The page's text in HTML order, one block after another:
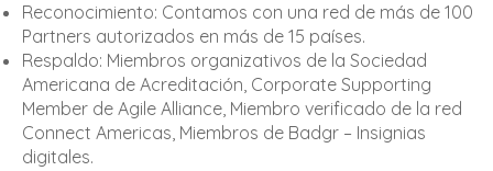
Reconocimiento: Contamos con una red de más de 100
Partners autorizados en más de 15 países.
Respaldo: Miembros organizativos de la Sociedad
Americana de Acreditación, Corporate Supporting
Member de Agile Alliance, Miembro verificado de la red
Connect Americas, Miembros de Badgr – Insignias
digitales.